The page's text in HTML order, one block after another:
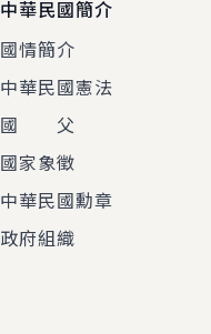
中華民國簡介
國情簡介
中華民國憲法
國 父
國家象徵
中華民國勳章
政府組織